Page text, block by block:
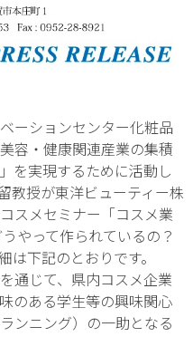
ーションセンター化粧品
容・健康関連産業の集積
を実現するために活動し
教授が東洋ビューティー株
スメセミナー「コスメ業
やって作られているの？
は下記のとおりです。
通じて、県内コスメ企業
のある学生等の興味関心
ンニング）の一助となる